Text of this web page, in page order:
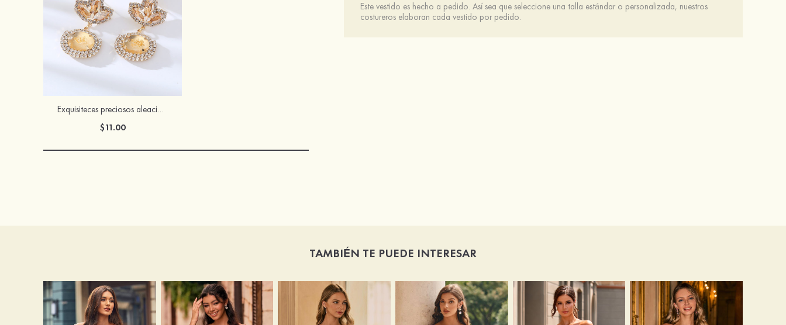
Exquisiteces preciosos aleación pendientes perforado con rhinestones
$11.00
Este vestido es hecho a pedido. Así sea que seleccione una talla estándar o personalizada, nuestros
costureros elaboran cada vestido por pedido.
TAMBIÉN TE PUEDE INTERESAR